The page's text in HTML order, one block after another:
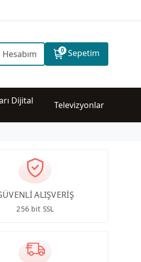
Hesabım 0 Sepetim
Dijital
Televizyonlar
ALIŞVERİŞ
256 bit SSL